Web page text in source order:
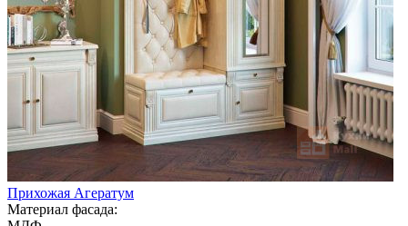
Прихожая Агератум
Материал фасада: